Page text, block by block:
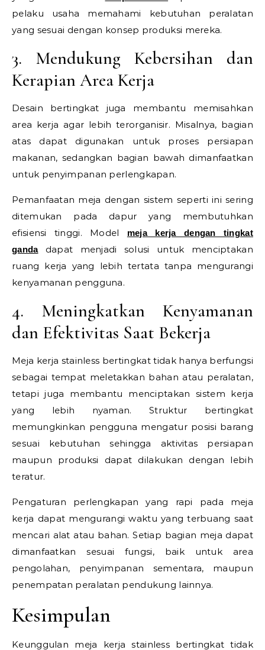
pelaku usaha memahami kebutuhan peralatan
yang sesuai dengan konsep produksi mereka.
3. Mendukung Kebersihan dan
Kerapian Area Kerja
Desain bertingkat juga membantu memisahkan
area kerja agar lebih terorganisir. Misalnya, bagian
atas dapat digunakan untuk proses persiapan
makanan, sedangkan bagian bawah dimanfaatkan
untuk penyimpanan perlengkapan.
Pemanfaatan meja dengan sistem seperti ini sering
ditemukan pada dapur yang membutuhkan
efisiensi tinggi. Model
meja kerja dengan tingkat
gandadapat menjadi solusi untuk menciptakan
ruang kerja yang lebih tertata tanpa mengurangi
kenyamanan pengguna.
4. Meningkatkan Kenyamanan
dan Efektivitas Saat Bekerja
Meja kerja stainless bertingkat tidak hanya berfungsi
sebagai tempat meletakkan bahan atau peralatan,
tetapi juga membantu menciptakan sistem kerja
yang lebih nyaman. Struktur bertingkat
memungkinkan pengguna mengatur posisi barang
sesuai kebutuhan sehingga aktivitas persiapan
maupun produksi dapat dilakukan dengan lebih
teratur.
Pengaturan perlengkapan yang rapi pada meja
kerja dapat mengurangi waktu yang terbuang saat
mencari alat atau bahan. Setiap bagian meja dapat
dimanfaatkan sesuai fungsi, baik untuk area
pengolahan, penyimpanan sementara, maupun
penempatan peralatan pendukung lainnya.
Kesimpulan
Keunggulan meja kerja stainless bertingkat tidak